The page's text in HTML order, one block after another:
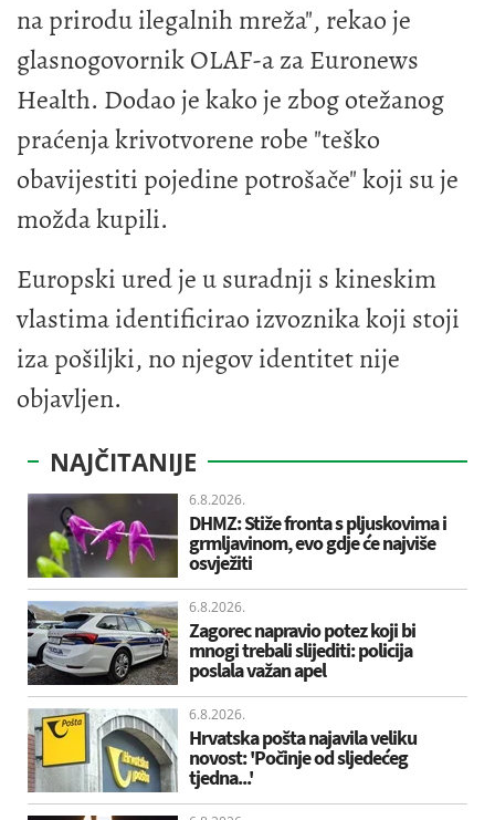
na prirodu ilegalnih mreža", rekao je
glasnogovornik OLAF-a za Euronews
Health. Dodao je kako je zbog otežanog
praćenja krivotvorene robe "teško
obavijestiti pojedine potrošače" koji su je
možda kupili.
Europski ured je u suradnji s kineskim
vlastima identificirao izvoznika koji stoji
iza pošiljki, no njegov identitet nije
objavljen.
NAJČITANIJE
6.8.2026.
DHMZ: Stiže fronta s pljuskovima i
grmljavinom, evo gdje će najviše
osvježiti
6.8.2026.
Zagorec napravio potez koji bi
mnogi trebali slijediti: policija
poslala važan apel
6.8.2026.
Hrvatska pošta najavila veliku
novost: 'Počinje od sljedećeg
tjedna...'